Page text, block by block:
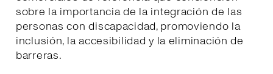
sobre la importancia de la integración de las
personas con discapacidad, promoviendo la
inclusión, la accesibilidad y la eliminación de
barreras.